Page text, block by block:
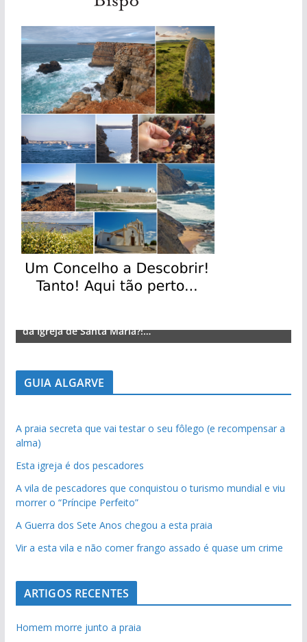
da Igreja de Santa Maria?!…
GUIA ALGARVE
A praia secreta que vai testar o seu fôlego (e recompensar a
alma)
Esta igreja é dos pescadores
A vila de pescadores que conquistou o turismo mundial e viu
morrer o “Príncipe Perfeito”
A Guerra dos Sete Anos chegou a esta praia
Vir a esta vila e não comer frango assado é quase um crime
ARTIGOS RECENTES
Homem morre junto a praia